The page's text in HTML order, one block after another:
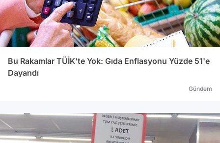
Bu Rakamlar TÜİK'te Yok: Gıda Enflasyonu Yüzde 51'e
Dayandı
Gündem